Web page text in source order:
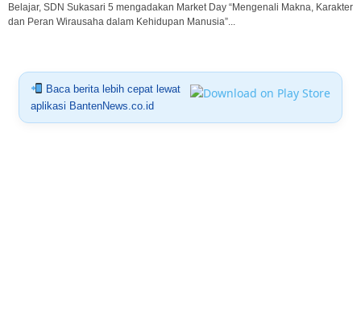
Belajar, SDN Sukasari 5 mengadakan Market Day “Mengenali Makna, Karakter
dan Peran Wirausaha dalam Kehidupan Manusia”...
Baca berita lebih cepat lewat
aplikasi BantenNews.co.id